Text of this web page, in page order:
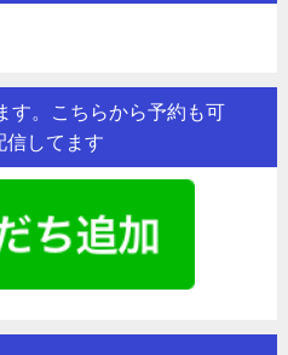
す。こちらから予約も可
信してます